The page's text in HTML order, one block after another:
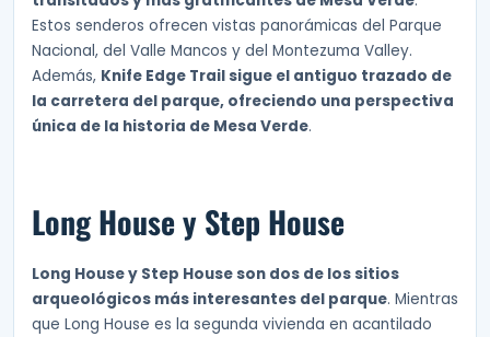
Estos senderos ofrecen vistas panorámicas del Parque
Nacional, del Valle Mancos y del Montezuma Valley.
Además, Knife Edge Trail sigue el antiguo trazado de
la carretera del parque, ofreciendo una perspectiva
única de la historia de Mesa Verde.
Long House y Step House
Long House y Step House son dos de los sitios
arqueológicos más interesantes del parque. Mientras
que Long House es la segunda vivienda en acantilado